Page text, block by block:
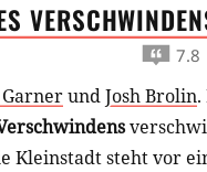
7.8
undJosh Brolin.
Kleinstadt steht vor